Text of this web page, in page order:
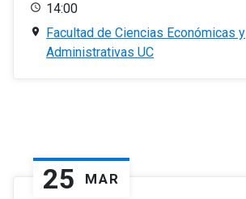
14:00
Facultad de Ciencias Económicas y
Administrativas UC
25 MAR